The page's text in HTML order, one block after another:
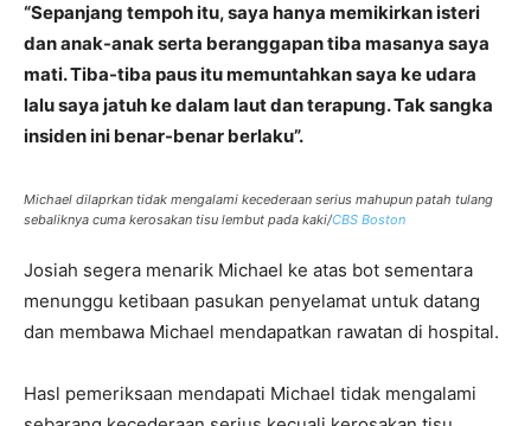
“Sepanjang tempoh itu, saya hanya memikirkan isteri
dan anak-anak serta beranggapan tiba masanya saya
mati. Tiba-tiba paus itu memuntahkan saya ke udara
lalu saya jatuh ke dalam laut dan terapung. Tak sangka
insiden ini benar-benar berlaku”.
Michael dilaprkan tidak mengalami kecederaan serius mahupun patah tulang
sebaliknya cuma kerosakan tisu lembut pada kaki/CBS Boston
Josiah segera menarik Michael ke atas bot sementara
menunggu ketibaan pasukan penyelamat untuk datang
dan membawa Michael mendapatkan rawatan di hospital.
Hasl pemeriksaan mendapati Michael tidak mengalami